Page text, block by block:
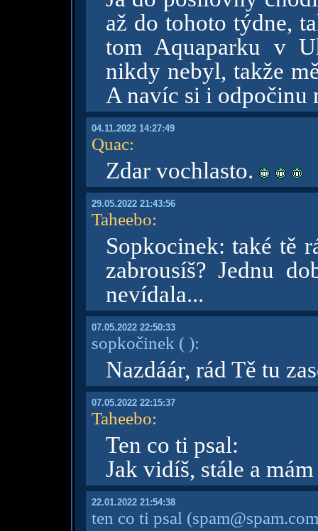
až do tohoto týdne,
tom Aquaparku v
nikdy nebyl, takže
A navíc si i
04.11.2022 14:27:49
Quac:
Zdar vochlasto.
29.05.2022 21:43:56
Taheebo:
Sopkocinek: také tě
zabrousíš? Jednu
nevídala...
07.05.2022 22:50:33
sopkočinek ( ):
Nazdáár, rád Tě tu
07.05.2022 22:15:37
Taheebo:
Ten co ti psal:
Jak vidíš, stále a
22.01.2022 21:54:38
ten co ti psal